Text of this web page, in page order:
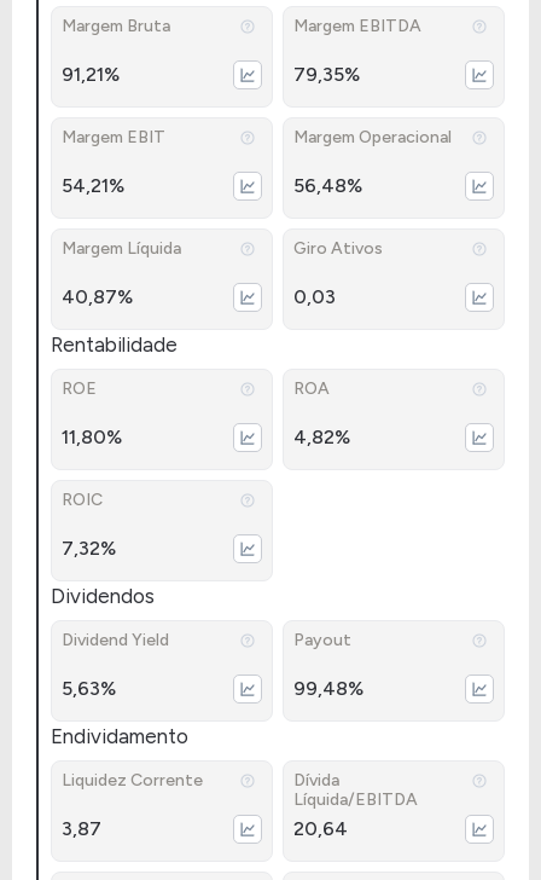
Margem Bruta
91,21%
Margem EBITDA
79,35%
Margem EBIT
54,21%
Margem Operacional
56,48%
Margem Líquida
40,87%
Giro Ativos
0,03
Rentabilidade
ROE
11,80%
ROA
4,82%
ROIC
7,32%
Dividendos
Dividend Yield
5,63%
Payout
99,48%
Endividamento
Liquidez Corrente
3,87
Dívida
Líquida/EBITDA
20,64